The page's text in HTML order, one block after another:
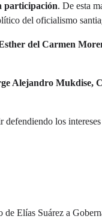
participación. De esta
del oficialismo
del Carmen
Alejandro Mukdise,
defendiendo los
de Elías Suárez a